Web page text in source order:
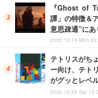
『Ghost of
譚」の特徴＆
意思疎通”にあ
2020.10.19 Mon
テトリスがち
ー向け、テト
がグッとレベ
2020.12.26 Sat